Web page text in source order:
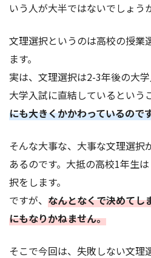
いう人が大半ではないでしょう
文理選択というのは高校の授業
ます。
実は、文理選択は2-3年後の大学
大学入試に直結しているという
にも大きくかかわっているので
そんな大事な、大事な文理選択
あるのです。大抵の高校1年生
択をします。
ですが、 なんとなくで決めてし
にもなりかねません。
そこで今回は、失敗しない文理